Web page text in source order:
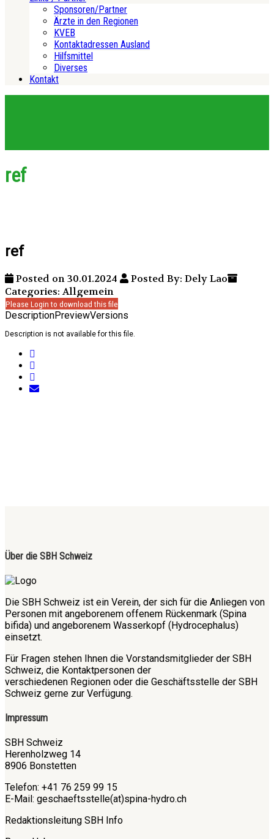
Sponsoren/Partner
Ärzte in den Regionen
KVEB
Kontaktadressen Ausland
Hilfsmittel
Diverses
Kontakt
ref
ref
Posted on 30.01.2024
Posted By: Dely Lao
Categories: Allgemein
Please Login to download this file
DescriptionPreviewVersions
Description is not available for this file.
Über die SBH Schweiz
Die SBH Schweiz ist ein Verein, der sich für die Anliegen von
Personen mit angeborenem offenem Rückenmark (Spina
bifida) und angeborenem Wasserkopf (Hydrocephalus)
einsetzt.
Für Fragen stehen Ihnen die Vorstandsmitglieder der SBH
Schweiz, die Kontaktpersonen der
verschiedenen Regionen oder die Geschäftsstelle der SBH
Schweiz gerne zur Verfügung.
Impressum
SBH Schweiz
Herenholzweg 14
8906 Bonstetten
Telefon: +41 76 259 99 15
E-Mail: geschaeftsstelle(at)spina-hydro.ch
Redaktionsleitung SBH Info